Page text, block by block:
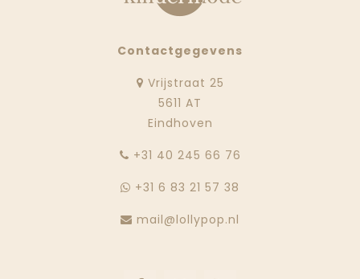
Contactgegevens
Vrijstraat 25
5611 AT
Eindhoven
‭+31 40 245 66 76
+31 6 83 21 57 38
mail@lollypop.nl